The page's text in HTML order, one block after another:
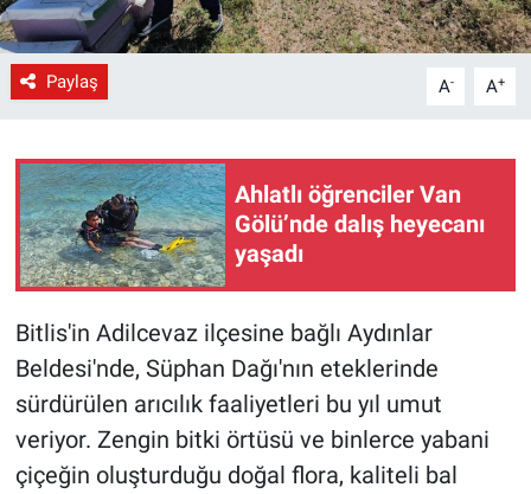
Paylaş A- A+
Ahlatlı öğrenciler Van
Gölü’nde dalış heyecanı
yaşadı
Bitlis'in Adilcevaz ilçesine bağlı Aydınlar
Beldesi'nde, Süphan Dağı'nın eteklerinde
sürdürülen arıcılık faaliyetleri bu yıl umut
veriyor. Zengin bitki örtüsü ve binlerce yabani
çiçeğin oluşturduğu doğal flora, kaliteli bal
Spor
Yerel